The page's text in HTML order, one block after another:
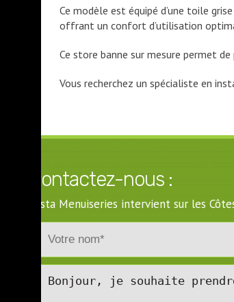
Ce modèle est équipé d’une toile
offrant un confort d’utilisation
Ce store banne sur mesure permet
Vous recherchez un spécialiste en
Contactez-nous :
Costa Menuiseries intervient sur les